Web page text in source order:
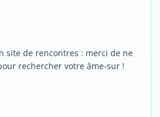
site de rencontres : merci de ne
rechercher votre âme-sur !